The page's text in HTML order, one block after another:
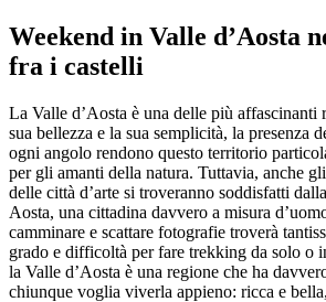
Weekend in Valle d’Aosta
fra i castelli
La Valle d’Aosta è una delle più affascinanti
sua bellezza e la sua semplicità, la presenza
ogni angolo rendono questo territorio
per gli amanti della natura. Tuttavia, anche
delle città d’arte si troveranno soddisfatti
Aosta, una cittadina davvero a misura
camminare e scattare fotografie troverà
grado e difficoltà per fare trekking da solo o
la Valle d’Aosta è una regione che ha
chiunque voglia viverla appieno: ricca e